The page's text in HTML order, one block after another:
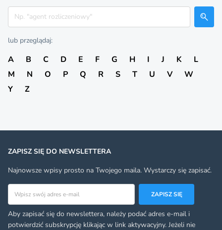
Szukaj
lub przeglądaj:
A B C D E F G H I J K
L
M
N O P Q R S T U V
W
Y
Z
ZAPISZ SIĘ DO NEWSLETTERA
Najnowsze wpisy prosto na Twojego maila. Wystarczy się zapisać.
Adres email
ZAPISZ SIĘ
Aby zapisać się do newslettera, należy podać adres e-mail i
potwierdzić subskrypcję klikając w link aktywacyjny. Jeżeli nie